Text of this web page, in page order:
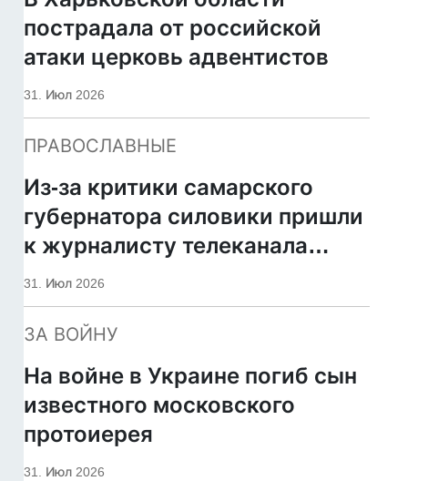
пострадала от российской
атаки церковь адвентистов
31. Июл 2026
ПРАВОСЛАВНЫЕ
Из-за критики самарского
губернатора силовики пришли
к журналисту телеканала
«Царьград»
31. Июл 2026
ЗА ВОЙНУ
На войне в Украине погиб сын
известного московского
протоиерея
31. Июл 2026